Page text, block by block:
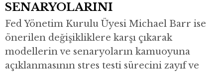
SENARYOLARINI
Fed Yönetim Kurulu Üyesi Michael Barr ise
önerilen değişikliklere karşı çıkarak
modellerin ve senaryoların kamuoyuna
açıklanmasının stres testi sürecini zayıf ve